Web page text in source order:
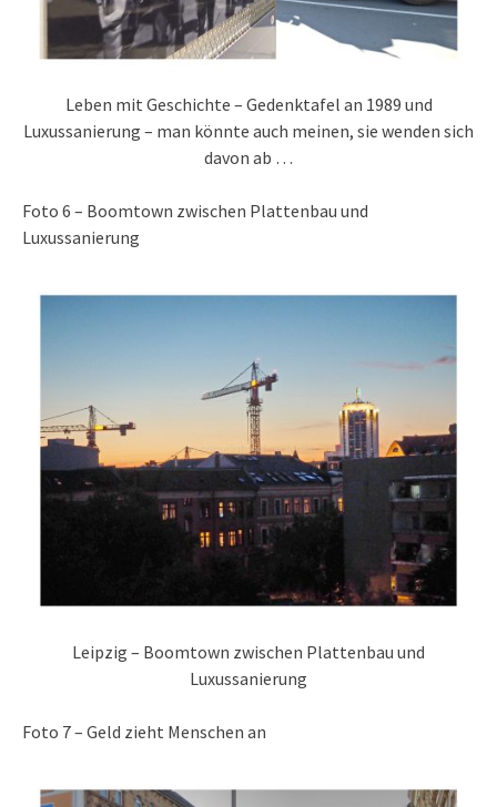
Leben mit Geschichte – Gedenktafel an 1989 und
Luxussanierung – man könnte auch meinen, sie wenden sich
davon ab …
Foto 6 – Boomtown zwischen Plattenbau und
Luxussanierung
Leipzig – Boomtown zwischen Plattenbau und
Luxussanierung
Foto 7 – Geld zieht Menschen an